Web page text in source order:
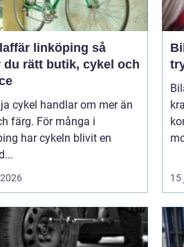
linköping så
du rätt butik, cykel och
cykel handlar om mer än
färg. För många i
har cykeln blivit en
15